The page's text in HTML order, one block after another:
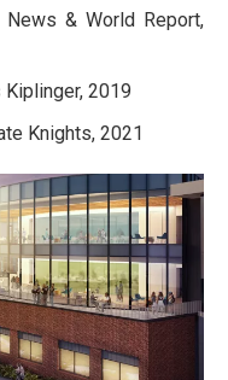
& World Report,
2019
Knights, 2021